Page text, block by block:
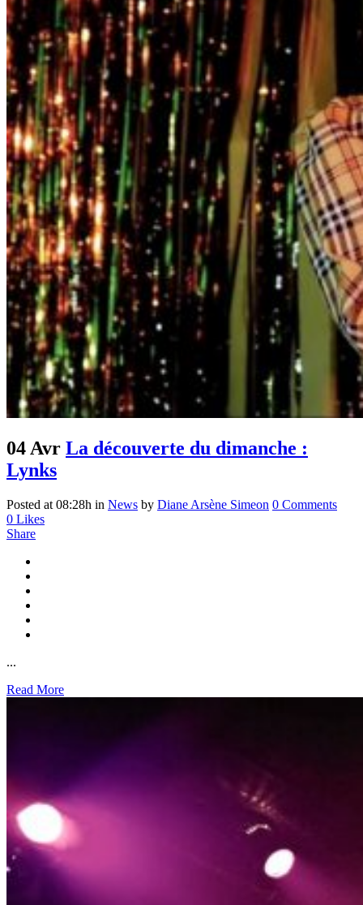
04 Avr La découverte du dimanche :
Lynks
Posted at 08:28h in News by Diane Arsène Simeon 0 Comments
0 Likes
Share
...
Read More